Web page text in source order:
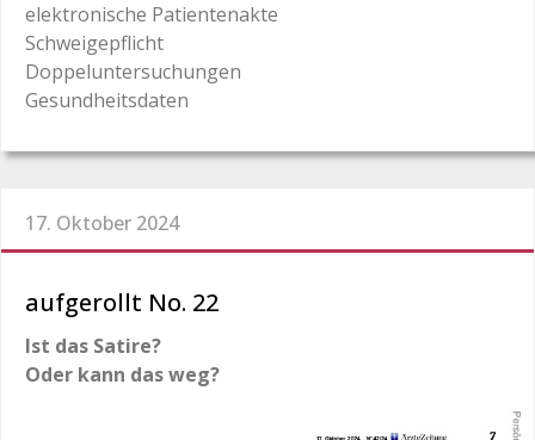
elektronische Patientenakte
Schweigepflicht
Doppeluntersuchungen
Gesundheitsdaten
17. Oktober 2024
aufgerollt No. 22
Ist das Satire?
Oder kann das weg?